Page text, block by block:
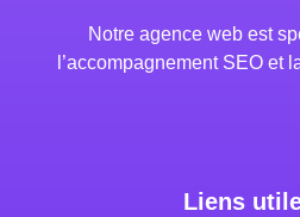
Notre agence web est
l’accompagnement SEO et
Liens